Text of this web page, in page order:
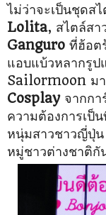
ไม่ว่าจะเป็นชุดส
Lolita, สไตล์สา
Ganguro ที่ฮ้อต
แอบแบ้วหลากรูป
Sailormoon มา
Cosplayจากก
ความต้องการเป็
หนุ่มสาวชาวญี่ปุ่น
หมู่ชาวต่างชาติกั